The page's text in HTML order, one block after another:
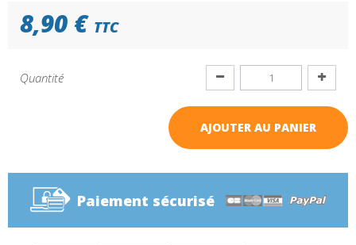
8,90 € TTC
Quantité
AJOUTER AU PANIER
Paiement sécurisé